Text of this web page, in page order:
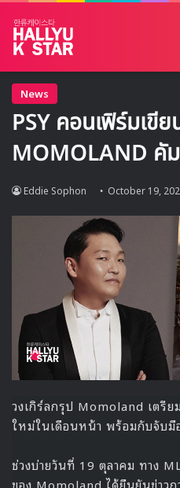
News
PSY คอนเฟิร์มเขีย
MOMOLAND คั
Eddie Sophon October 19,
วงเกิร์ลกรุป Momoland เตรี
ใหม่ในเดือนหน้า พร้อมกับจับมื
ช่วงบ่ายวันที่ 19 ตุลาคม ทาง
ของ Momoland ได้ยืนยันข่าว